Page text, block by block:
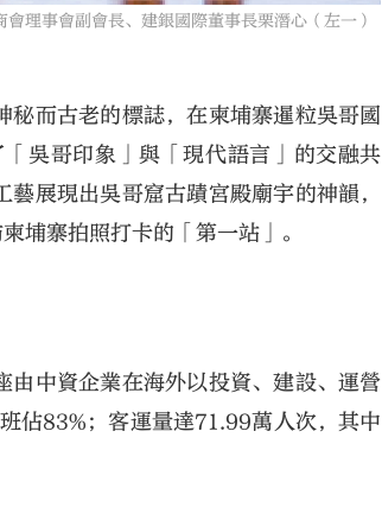
理事會副會長、建銀國際董事長栗潛心（左一）
而古老的標誌，在柬埔寨暹粒吳哥國
吳哥印象」與「現代語言」的交融共
展現出吳哥窟古蹟宮殿廟宇的神韻，
埔寨拍照打卡的「第一站」。
由中資企業在海外以投資、建設、運營
佔83%；客運量達71.99萬人次，其中